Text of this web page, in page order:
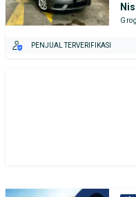
PENJUAL TERVERIFIKASI